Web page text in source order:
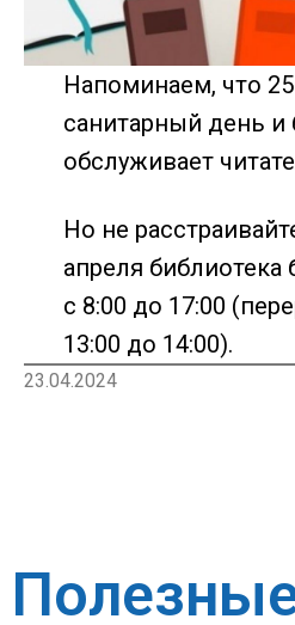
Напоминаем, что
санитарный день и
обслуживает
Но не
апреля библиотека
с 8:00 до 17:00
13:00 до 14:00).
23.04.2024